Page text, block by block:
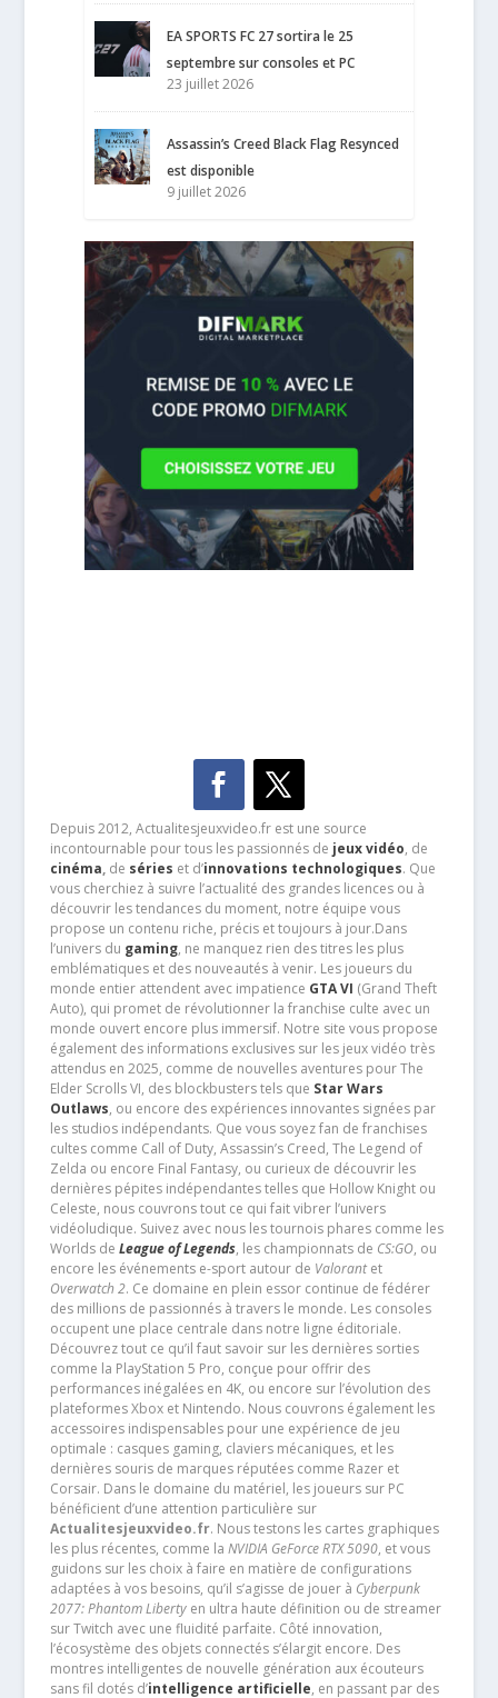
EA SPORTS FC 27 sortira le 25
septembre sur consoles et PC
23 juillet 2026
Assassin’s Creed Black Flag Resynced
est disponible
9 juillet 2026
Depuis 2012, Actualitesjeuxvideo.fr est une source
incontournable pour tous les passionnés de jeux vidéo, de
cinéma,de séries et d’innovations technologiques. Que
vous cherchiez à suivre l’actualité des grandes licences ou à
découvrir les tendances du moment, notre équipe vous
propose un contenu riche, précis et toujours à jour.Dans
l’univers du gaming, ne manquez rien des titres les plus
emblématiques et des nouveautés à venir. Les joueurs du
monde entier attendent avec impatience GTA VI (Grand Theft
Auto), qui promet de révolutionner la franchise culte avec un
monde ouvert encore plus immersif. Notre site vous propose
également des informations exclusives sur les jeux vidéo très
attendus en 2025, comme de nouvelles aventures pour The
Elder Scrolls VI, des blockbusters tels que Star Wars
Outlaws, ou encore des expériences innovantes signées par
les studios indépendants. Que vous soyez fan de franchises
cultes comme Call of Duty, Assassin’s Creed, The Legend of
Zelda ou encore Final Fantasy, ou curieux de découvrir les
dernières pépites indépendantes telles que Hollow Knight ou
Celeste, nous couvrons tout ce qui fait vibrer l’univers
vidéoludique. Suivez avec nous les tournois phares comme les
Worlds de League of Legends, les championnats de CS:GO, ou
encore les événements e-sport autour de Valorantet
Overwatch 2. Ce domaine en plein essor continue de fédérer
des millions de passionnés à travers le monde. Les consoles
occupent une place centrale dans notre ligne éditoriale.
Découvrez tout ce qu’il faut savoir sur les dernières sorties
comme la PlayStation 5 Pro, conçue pour offrir des
performances inégalées en 4K, ou encore sur l’évolution des
plateformes Xbox et Nintendo. Nous couvrons également les
accessoires indispensables pour une expérience de jeu
optimale : casques gaming, claviers mécaniques, et les
dernières souris de marques réputées comme Razer et
Corsair. Dans le domaine du matériel, les joueurs sur PC
bénéficient d’une attention particulière sur
Actualitesjeuxvideo.fr. Nous testons les cartes graphiques
les plus récentes, comme la NVIDIA GeForce RTX 5090, et vous
guidons sur les choix à faire en matière de configurations
adaptées à vos besoins, qu’il s’agisse de jouer à Cyberpunk
2077: Phantom Libertyen ultra haute définition ou de streamer
sur Twitch avec une fluidité parfaite. Côté innovation,
l’écosystème des objets connectés s’élargit encore. Des
montres intelligentes de nouvelle génération aux écouteurs
sans fil dotés d’intelligence artificielle, en passant par des